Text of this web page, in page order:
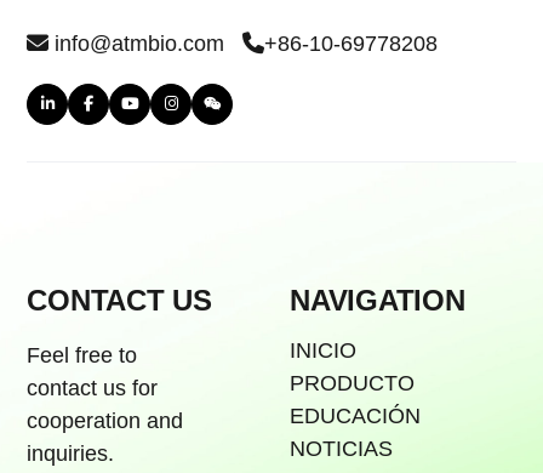
info@atmbio.com +86-10-69778208
CONTACT US
Feel free to
contact us for
cooperation and
inquiries.
NAVIGATION
INICIO
PRODUCTO
EDUCACIÓN
NOTICIAS